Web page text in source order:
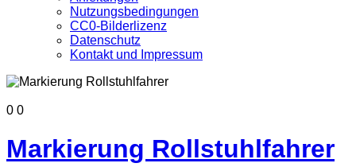
Nutzungsbedingungen
CC0-Bilderlizenz
Datenschutz
Kontakt und Impressum
0 0
Markierung Rollstuhlfahrer